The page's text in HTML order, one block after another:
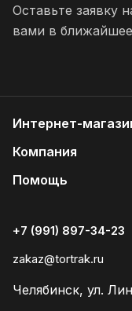
Оставьте заявку
вами в
Интернет-
Компания
Помощь
+7 (991) 897-34-23
zakaz@tortrak.ru
Челябинск, ул.